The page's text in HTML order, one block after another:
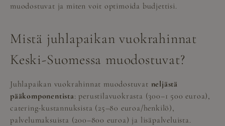
muodostuvat ja miten voit optimoida budjettisi.
Mistä juhlapaikan vuokrahinnat
Keski-Suomessa muodostuvat?
Juhlapaikan vuokrahinnat muodostuvat neljästä
pääkomponentista: perustilavuokrasta (300–1 500 euroa),
catering-kustannuksista (25–80 euroa/henkilö),
palvelumaksuista (200–800 euroa) ja lisäpalveluista.